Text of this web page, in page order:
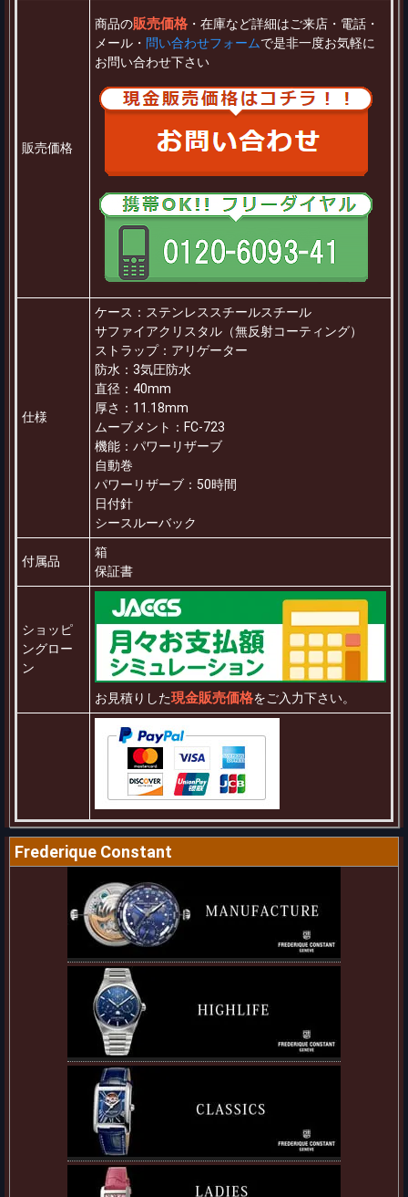
販売価格
商品の販売価格 ・在庫など詳細はご来店・電話・
メール・ 問い合わせフォームで是非一度お気軽に
お問い合わせ下さい
仕様
ケース：ステンレススチールスチール
サファイアクリスタル（無反射コーティング）
ストラップ：アリゲーター
防水：3気圧防水
直径：40mm
厚さ：11.18mm
ムーブメント：FC-723
機能：パワーリザーブ
自動巻
パワーリザーブ：50時間
日付針
シースルーバック
付属品
箱
保証書
ショッピ
ングロー
ン
お見積りした現金販売価格をご入力下さい。
Frederique Constant